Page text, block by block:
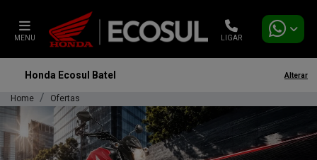
MENU LIGAR
Honda Ecosul Batel Alterar
Home Ofertas